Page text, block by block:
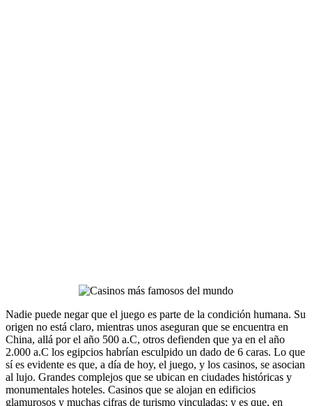
Nadie puede negar que el juego es parte de la condición humana. Su
origen no está claro, mientras unos aseguran que se encuentra en
China, allá por el año 500 a.C, otros defienden que ya en el año
2.000 a.C los egipcios habrían esculpido un dado de 6 caras. Lo que
sí es evidente es que, a día de hoy, el juego, y los casinos, se asocian
al lujo. Grandes complejos que se ubican en ciudades históricas y
monumentales hoteles. Casinos que se alojan en edificios
glamurosos y muchas cifras de turismo vinculadas; y es que, en